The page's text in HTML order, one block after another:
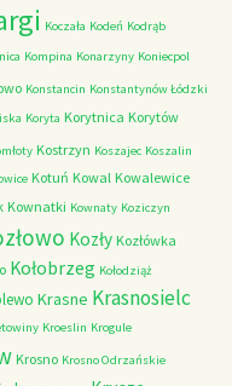
Koczała Kodeń Kodrąb
Kompina Konarzyny Koniecpol
Konstancin Konstantynów Łódzki
Koryta Korytnica Korytów
Kostrzyn Koszajec Koszalin
Kotuń Kowal Kowalewice
Kownatki Kownaty Koziczyn
Kozły Kozłówka
Kołobrzeg Kołodziąż
Krasne Krasnosielc
Kroeslin Krogule
Krosno Krosno Odrzańskie